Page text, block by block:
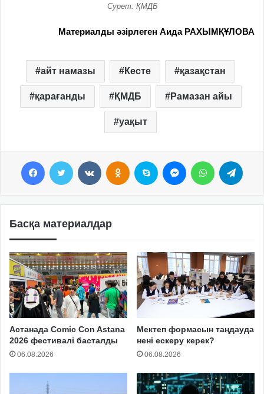
Сурет: ҚМДБ
Материалды әзірлеген Аида РАХЫМҚҰЛОВА
айт намазы Кесте қазақстан
қарағанды ҚМДБ Рамазан айы
уақыт
Басқа материалдар
Астанада Comic Con Astana
2026 фестивалі басталды
06.08.2026
Мектеп формасын таңдауда
нені ескеру керек?
06.08.2026